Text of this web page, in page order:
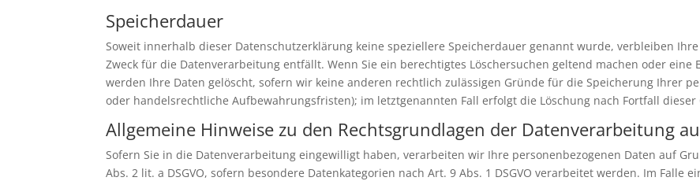
Speicherdauer
Soweit innerhalb dieser Datenschutzerklärung keine speziellere Speicherdauer genannt wurde, verbleiben
Zweck für die Datenverarbeitung entfällt. Wenn Sie ein berechtigtes Löschersuchen geltend machen oder
werden Ihre Daten gelöscht, sofern wir keine anderen rechtlich zulässigen Gründe für die Speicherung Ihrer
oder handelsrechtliche Aufbewahrungsfristen); im letztgenannten Fall erfolgt die Löschung nach Fortfall dieser
Allgemeine Hinweise zu den Rechtsgrundlagen der Datenverarbeitung
Sofern Sie in die Datenverarbeitung eingewilligt haben, verarbeiten wir Ihre personenbezogenen Daten auf
Abs. 2 lit. a DSGVO, sofern besondere Datenkategorien nach Art. 9 Abs. 1 DSGVO verarbeitet werden. Im Falle